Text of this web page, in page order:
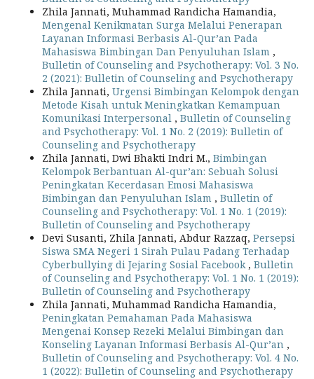
Zhila Jannati, Muhammad Randicha Hamandia,
Mengenal Kenikmatan Surga Melalui Penerapan
Layanan Informasi Berbasis Al-Qur’an Pada
Mahasiswa Bimbingan Dan Penyuluhan Islam ,
Bulletin of Counseling and Psychotherapy: Vol. 3 No.
2 (2021): Bulletin of Counseling and Psychotherapy
Zhila Jannati, Urgensi Bimbingan Kelompok dengan
Metode Kisah untuk Meningkatkan Kemampuan
Komunikasi Interpersonal , Bulletin of Counseling
and Psychotherapy: Vol. 1 No. 2 (2019): Bulletin of
Counseling and Psychotherapy
Zhila Jannati, Dwi Bhakti Indri M., Bimbingan
Kelompok Berbantuan Al-qur’an: Sebuah Solusi
Peningkatan Kecerdasan Emosi Mahasiswa
Bimbingan dan Penyuluhan Islam , Bulletin of
Counseling and Psychotherapy: Vol. 1 No. 1 (2019):
Bulletin of Counseling and Psychotherapy
Devi Susanti, Zhila Jannati, Abdur Razzaq, Persepsi
Siswa SMA Negeri 1 Sirah Pulau Padang Terhadap
Cyberbullying di Jejaring Sosial Facebook , Bulletin
of Counseling and Psychotherapy: Vol. 1 No. 1 (2019):
Bulletin of Counseling and Psychotherapy
Zhila Jannati, Muhammad Randicha Hamandia,
Peningkatan Pemahaman Pada Mahasiswa
Mengenai Konsep Rezeki Melalui Bimbingan dan
Konseling Layanan Informasi Berbasis Al-Qur’an ,
Bulletin of Counseling and Psychotherapy: Vol. 4 No.
1 (2022): Bulletin of Counseling and Psychotherapy